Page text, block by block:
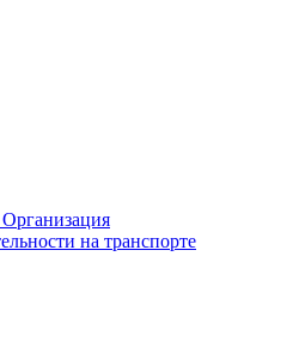
Организация
на транспорте